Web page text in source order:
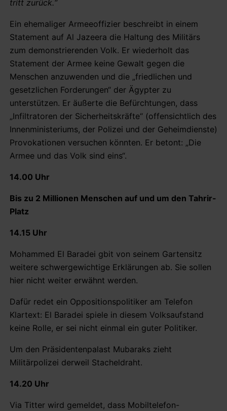
tritt zurück.“
Ein ehemaliger Armeeoffizier beschreibt in einem
Statement auf Al Jazeera die Haltung des Militärs
zum demonstrierenden Volk. Er wiederholt das
Statement der Armee keine Gewalt gegen die
Menschen anzuwenden und die „friedlichen und
gesetzlichen Forderungen“ der Ägypter zu
unterstützen. Er äußerte die Befürchtungen, dass
„Infiltratoren der Sicherheitskräfte“ (offensichtlich des
Innenministeriums, der Polizei und der Geheimdienste)
Provokationen versuchen könnten. Er betont: „Die
Armee und das Volk sind eins“.
14.00 Uhr
Bis zu 2 Millionen Menschen auf und um den Tahrir-
Platz
14.15 Uhr
Mohammed El Baradei gbit von seinem Gartensitz
weitere schwergewichtige Erklärungen ab. Sie sollen
hier nicht weiter erwähnt werden.
Dafür redet ein Oppositionspolitiker am Telefon
Klartext: El Baradei spiele in diesem Volksaufstand
keine Rolle, er sei nicht einmal ein guter Politiker.
Um den Präsidentenpalast Mubaraks zieht
Militärpolizei derweil Stacheldraht.
14.20 Uhr
Via Titter wird gemeldet, dass Mobiltelefon-